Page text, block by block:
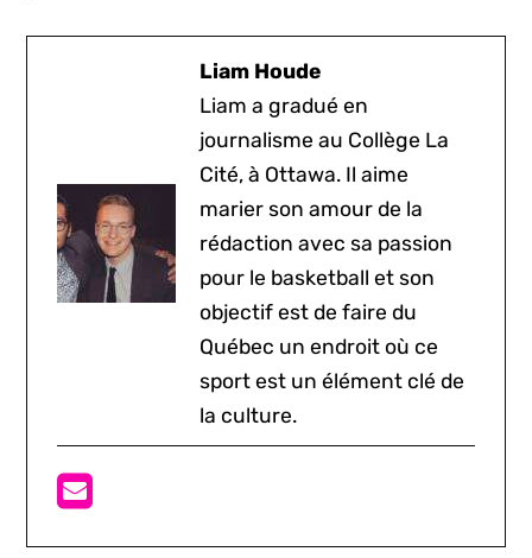
Liam Houde
Liam a gradué en
journalisme au Collège La
Cité, à Ottawa. Il aime
marier son amour de la
rédaction avec sa passion
pour le basketball et son
objectif est de faire du
Québec un endroit où ce
sport est un élément clé de
la culture.